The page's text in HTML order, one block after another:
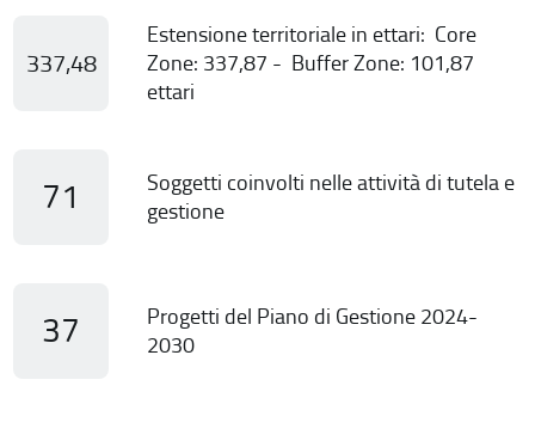
337,48
Estensione territoriale in ettari: Core
Zone: 337,87 - Buffer Zone: 101,87
ettari
71
Soggetti coinvolti nelle attività di tutela e
gestione
37
Progetti del Piano di Gestione 2024-
2030